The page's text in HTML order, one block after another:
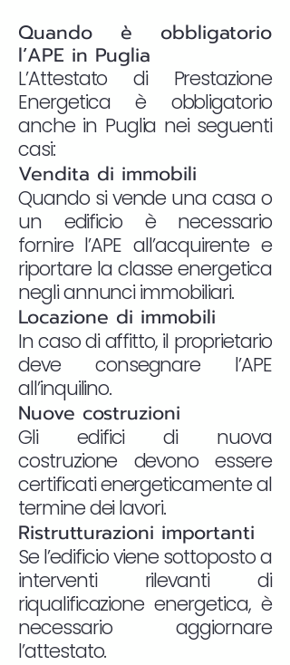
Quando è obbligatorio
l’APE in Puglia
L’Attestato di Prestazione
Energetica è obbligatorio
anche in Puglia nei seguenti
casi:
Vendita di immobili
Quando si vende una casa o
un edificio è necessario
fornire l’APE all’acquirente e
riportare la classe energetica
negli annunci immobiliari.
Locazione di immobili
In caso di affitto, il proprietario
deve consegnare l’APE
all’inquilino.
Nuove costruzioni
Gli edifici di nuova
costruzione devono essere
certificati energeticamente al
termine dei lavori.
Ristrutturazioni importanti
Se l’edificio viene sottoposto a
interventi rilevanti di
riqualificazione energetica, è
necessario aggiornare
l’attestato.